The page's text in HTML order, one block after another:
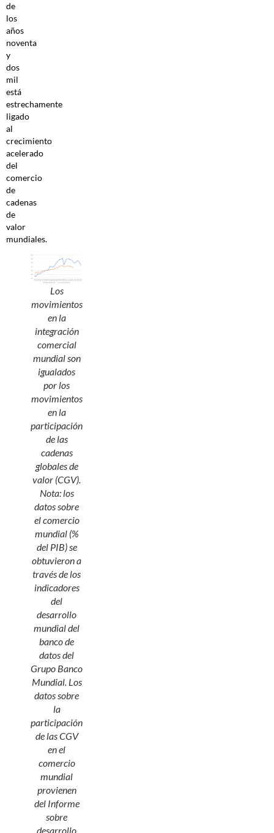
de
los
años
noventa
y
dos
mil
está
estrechamente
ligado
al
crecimiento
acelerado
del
comercio
de
cadenas
de
valor
mundiales.
Los
movimientos
en la
integración
comercial
mundial son
igualados
por los
movimientos
en la
participación
de las
cadenas
globales de
valor (CGV).
Nota: los
datos sobre
el comercio
mundial (%
del PIB) se
obtuvieron a
través de los
indicadores
del
desarrollo
mundial del
banco de
datos del
Grupo Banco
Mundial. Los
datos sobre
la
participación
de las CGV
en el
comercio
mundial
provienen
del Informe
sobre
desarrollo